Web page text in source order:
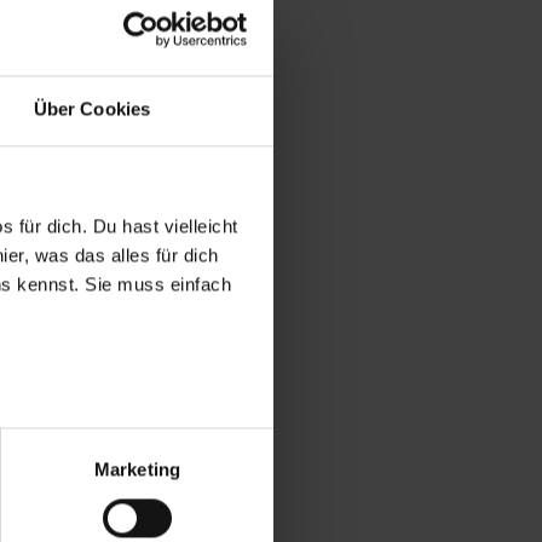
Über Cookies
für dich. Du hast vielleicht
was das alles für dich
kennst. Sie muss einfach
bei Benutzung der
zu analysieren
Partner führen diese
Marketing